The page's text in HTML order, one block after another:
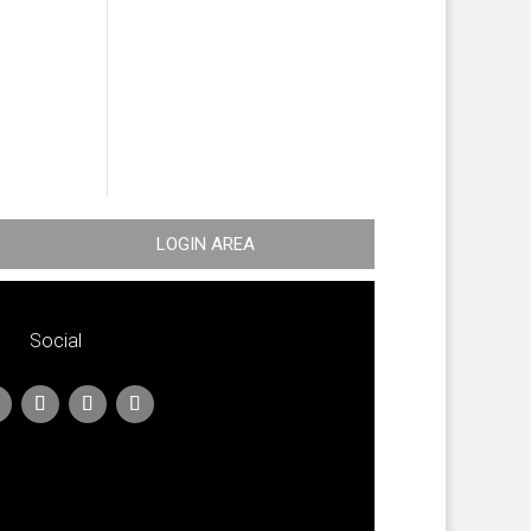
LOGIN AREA
Social